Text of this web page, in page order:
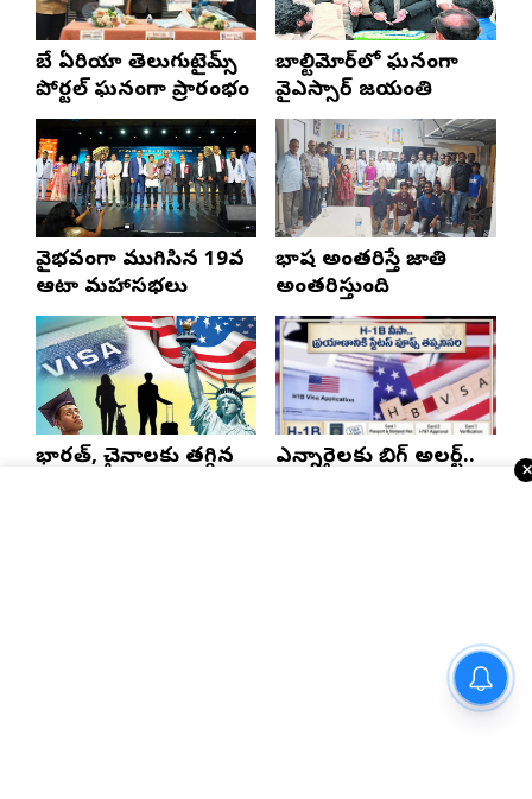
బే ఏరియా తెలుగుటైమ్స్
పోర్టల్ ఘనంగా ప్రారంభం
బాల్టిమోర్‌లో ఘనంగా
వైఎస్సార్‌ జయంతి
వైభవంగా ముగిసిన 19వ
ఆటా మహాసభలు
భాష అంతరిస్తే జాతి
అంతరిస్తుంది
భారత్, చైనాలకు తగ్గిన
ఎన్నారైలకు బిగ్ అలర్ట్..